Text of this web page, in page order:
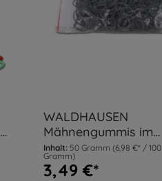
WALDHAUSEN
Mähnengummis im
Beutel, 50 g
Inhalt: 50 Gramm (6,98 €* / 100
Gramm)
3,49 €*